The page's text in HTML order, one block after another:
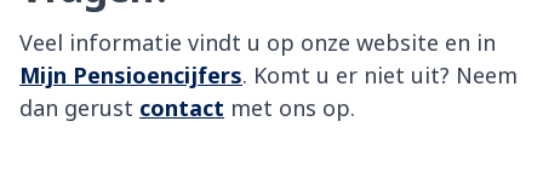
Veel informatie vindt u op onze website en in
Mijn Pensioencijfers. Komt u er niet uit? Neem
dan gerust contact met ons op.